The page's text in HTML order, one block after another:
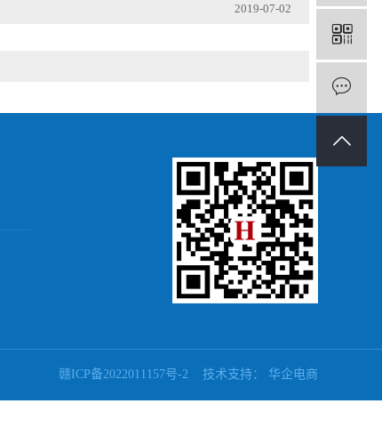
2019-07-02
赣ICP备2022011157号-2 技术支持： 华企电商